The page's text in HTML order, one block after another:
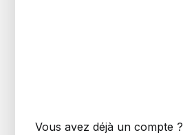
Vous avez déjà un compte ?